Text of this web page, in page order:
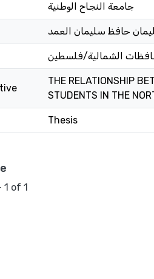
جامعة النجاح الوطنية
حافظ سليمان العمد
الشمالية/فلسطين
THE RELATIONSHIP
STUDENTS IN THE
Thesis
1 of 1